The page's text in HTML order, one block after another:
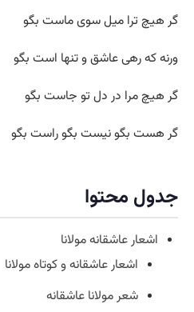
گر هیچ ترا میل سوی ماست بگو
ورنه که رهی عاشق و تنها است بگو
گر هیچ مرا در دل تو جاست بگو
گر هست بگو نیست بگو راست بگو
جدول محتوا
اشعار عاشقانه مولانا
اشعار عاشقانه و کوتاه مولانا
شعر مولانا عاشقانه